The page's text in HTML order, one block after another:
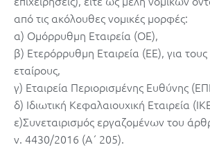
από τις ακόλουθες νομικές μορφές:
α) Ομόρρυθμη Εταιρεία (ΟΕ),
β) Ετερόρρυθμη Εταιρεία (ΕΕ), για
εταίρους,
γ) Εταιρεία Περιορισμένης Ευθύνης
δ) Ιδιωτική Κεφαλαιουχική Εταιρεία
ε)Συνεταιρισμός εργαζομένων του
ν. 4430/2016 (Α΄ 205).